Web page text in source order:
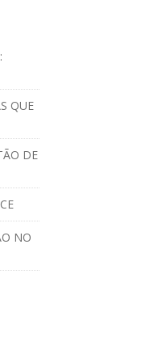
QUE
DE
NO